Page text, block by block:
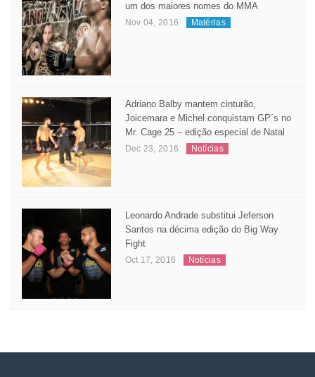
um dos maiores nomes do MMA
Nov 04, 2016 Matérias
Adriano Balby mantem cinturão,
Joicemara e Michel conquistam GP´s no
Mr. Cage 25 – edição especial de Natal
Dec 23, 2016 Notícias
Leonardo Andrade substitui Jeferson
Santos na décima edição do Big Way
Fight
Oct 17, 2016 Notícias